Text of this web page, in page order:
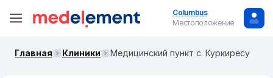
Columbus
Местоположение
Главная Клиники Медицинский пункт с. Куркиресу